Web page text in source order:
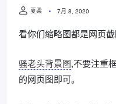
夏柔 7月 8, 2020
看你们缩略图都是网页
骚老头背景图,不要注重
的网页图即可。